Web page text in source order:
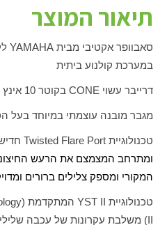
תיאור המוצר
סאבוופר אקטיבי מבית YAMAHA
במערכת קולנוע ביתית
דרייבר עשוי CONE בקוטר 10 אינץ
מגבר מובנה עוצמתי במיוחד בעל הספק
טכנולוגיית Twisted Flare Port
ומתרחב המצמצם את הרעש
המקורי ומספק צלילים ברורים
טכנולוגיית YST II המתקדמת (
II) משלבת עקרונות של עכבה